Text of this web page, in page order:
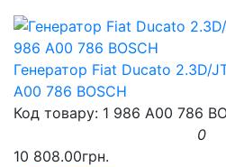
Генератор Fiat Ducato 2.3D/
A00 786 BOSCH
Код товару: 1 986 A00 786
0
10 808.00грн.